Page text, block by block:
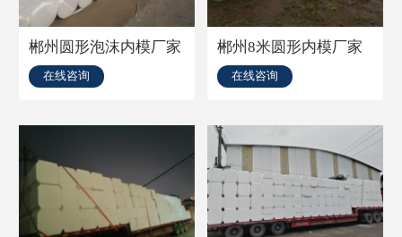
郴州圆形泡沫内模厂家
在线咨询
郴州8米圆形内模厂家
在线咨询